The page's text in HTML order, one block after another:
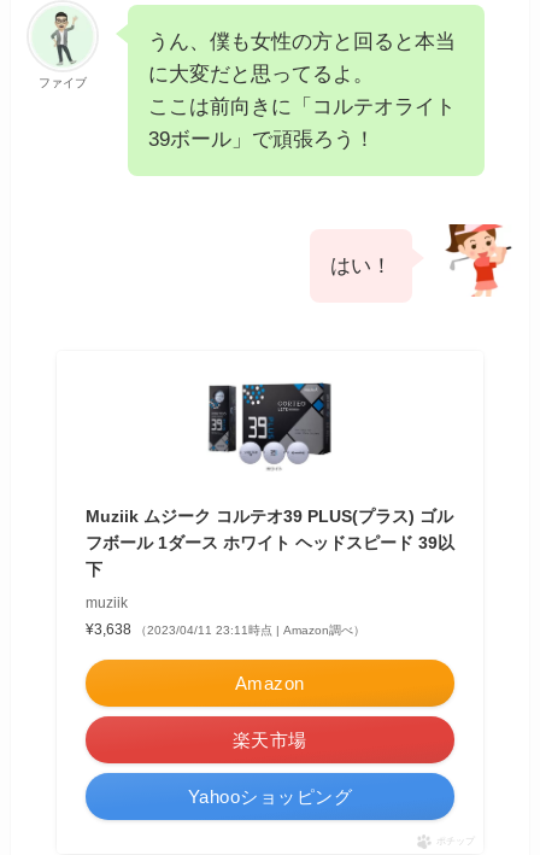
ファイブ
うん、僕も女性の方と回ると本当
に大変だと思ってるよ。
ここは前向きに「コルテオライト
39ボール」で頑張ろう！
はい！
Muziik ムジーク コルテオ39 PLUS(プラス) ゴル
フボール 1ダース ホワイト ヘッドスピード 39以
下
muziik
¥3,638
（2023/04/11 23:11時点 | Amazon調べ）
Amazon
楽天市場
Yahooショッピング
ポチップ